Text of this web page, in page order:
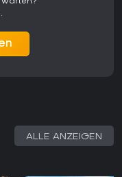
ALLE ANZEIGEN